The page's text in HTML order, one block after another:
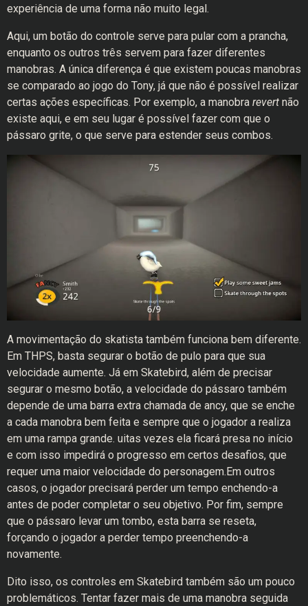
experiência de uma forma não muito legal.
Aqui, um botão do controle serve para pular com a prancha,
enquanto os outros três servem para fazer diferentes
manobras. A única diferença é que existem poucas manobras
se comparado ao jogo do Tony, já que não é possível realizar
certas ações específicas. Por exemplo, a manobra revert não
existe aqui, e em seu lugar é possível fazer com que o
pássaro grite, o que serve para estender seus combos.
A movimentação do skatista também funciona bem diferente.
Em THPS, basta segurar o botão de pulo para que sua
velocidade aumente. Já em Skatebird, além de precisar
segurar o mesmo botão, a velocidade do pássaro também
depende de uma barra extra chamada de ancy, que se enche
a cada manobra bem feita e sempre que o jogador a realiza
em uma rampa grande. uitas vezes ela ficará presa no início
e com isso impedirá o progresso em certos desafios, que
requer uma maior velocidade do personagem.Em outros
casos, o jogador precisará perder um tempo enchendo-a
antes de poder completar o seu objetivo. Por fim, sempre
que o pássaro levar um tombo, esta barra se reseta,
forçando o jogador a perder tempo preenchendo-a
novamente.
Dito isso, os controles em Skatebird também são um pouco
problemáticos. Tentar fazer mais de uma manobra seguida